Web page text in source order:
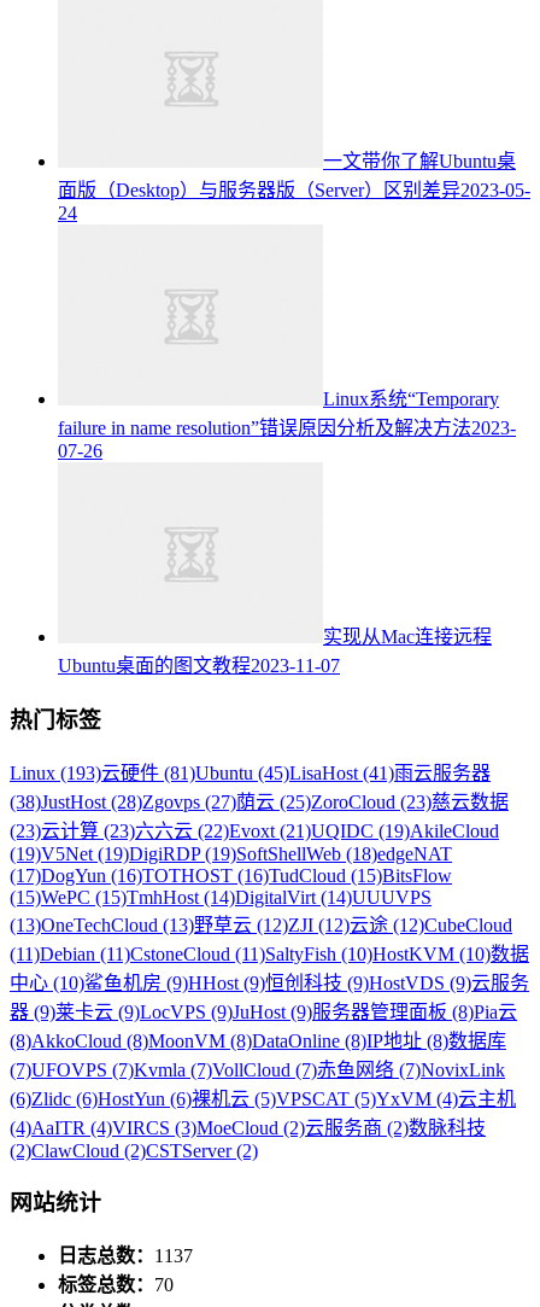
一文带你了解Ubuntu桌
面版（Desktop）与服务器版（Server）区别差异2023-05-
24
Linux系统“Temporary
failure in name resolution”错误原因分析及解决方法2023-
07-26
实现从Mac连接远程
Ubuntu桌面的图文教程2023-11-07
热门标签
Linux (193)云硬件 (81)Ubuntu (45)LisaHost (41)雨云服务器
(38)JustHost (28)Zgovps (27)荫云 (25)ZoroCloud (23)慈云数据
(23)云计算 (23)六六云 (22)Evoxt (21)UQIDC (19)AkileCloud
(19)V5Net (19)DigiRDP (19)SoftShellWeb (18)edgeNAT
(17)DogYun (16)TOTHOST (16)TudCloud (15)BitsFlow
(15)WePC (15)TmhHost (14)DigitalVirt (14)UUUVPS
(13)OneTechCloud (13)野草云 (12)ZJI (12)云途 (12)CubeCloud
(11)Debian (11)CstoneCloud (11)SaltyFish (10)HostKVM (10)数据
中心 (10)鲨鱼机房 (9)HHost (9)恒创科技 (9)HostVDS (9)云服务
器 (9)莱卡云 (9)LocVPS (9)JuHost (9)服务器管理面板 (8)Pia云
(8)AkkoCloud (8)MoonVM (8)DataOnline (8)IP地址 (8)数据库
(7)UFOVPS (7)Kvmla (7)VollCloud (7)赤鱼网络 (7)NovixLink
(6)Zlidc (6)HostYun (6)裸机云 (5)VPSCAT (5)YxVM (4)云主机
(4)AaITR (4)VIRCS (3)MoeCloud (2)云服务商 (2)数脉科技
(2)ClawCloud (2)CSTServer (2)
网站统计
日志总数： 1137
标签总数： 70